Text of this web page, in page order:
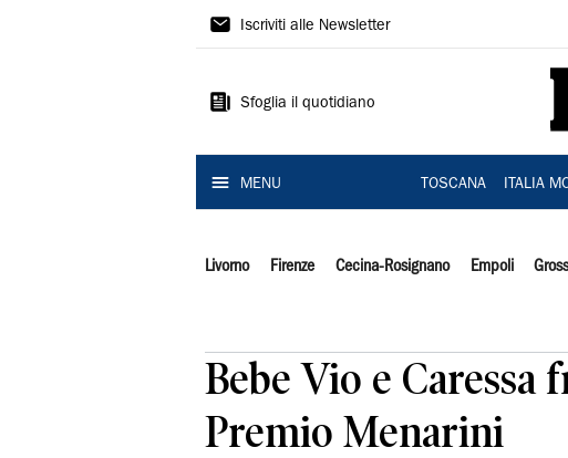
Il
Iscriviti alle Newsletter
Sfoglia il quotidiano
MENU TOSCANA ITALIA
Livorno Firenze Cecina-Rosignano Empoli
Bebe Vio e
Premio Menarini